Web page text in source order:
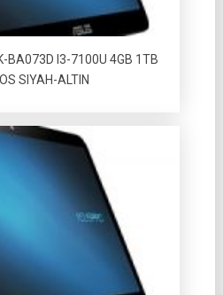
BA073D I3-7100U 4GB 1TB
SIYAH-ALTIN